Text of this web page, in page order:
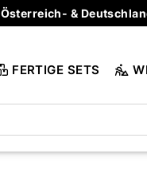
Österreich- &
FERTIGE SETS